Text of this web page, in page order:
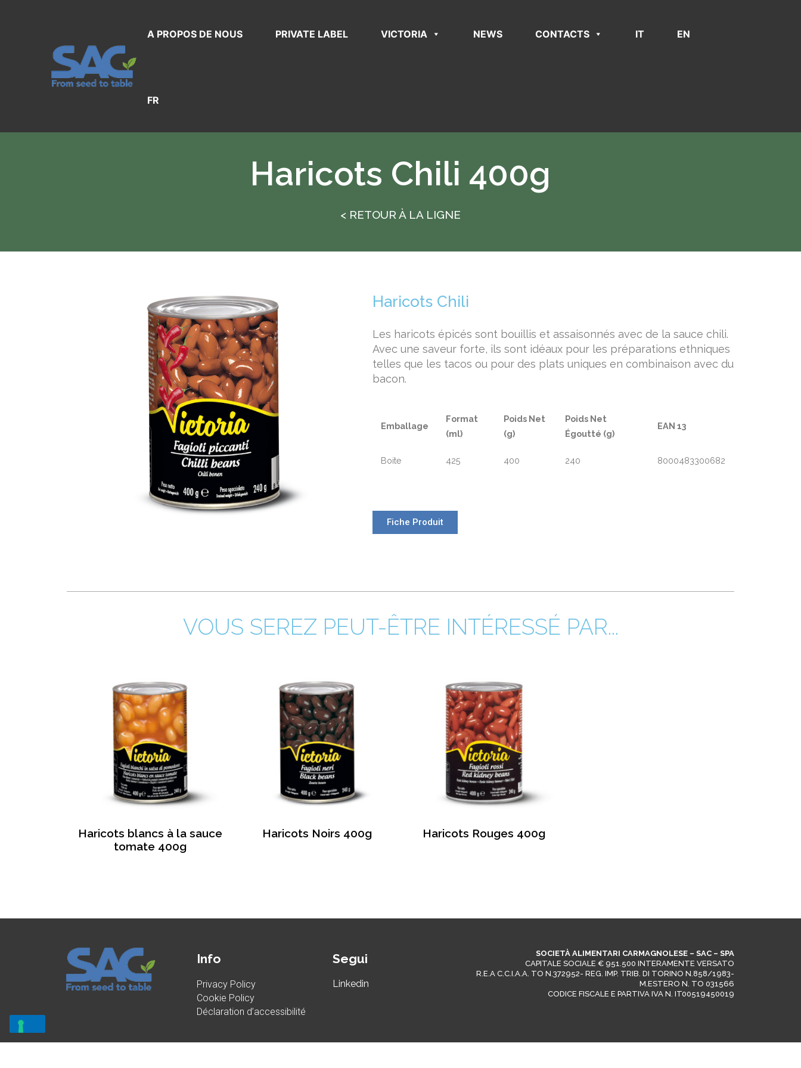
A PROPOS DE NOUS PRIVATE LABEL VICTORIA NEWS CONTACTS IT EN
FR
Haricots Chili 400g
< RETOUR À LA LIGNE
Haricots Chili
Les haricots épicés sont bouillis et assaisonnés avec de la sauce chili.
Avec une saveur forte, ils sont idéaux pour les préparations ethniques
telles que les tacos ou pour des plats uniques en combinaison avec du
bacon.
Emballage
Format
(ml)
Poids Net
(g)
Poids Net
Égoutté (g)
EAN 13
Boite 425 400 240 8000483300682
Fiche Produit
VOUS SEREZ PEUT-ÊTRE INTÉRESSÉ PAR...
Haricots blancs à la sauce
tomate 400g
Haricots Noirs 400g Haricots Rouges 400g
Info
Privacy Policy
Cookie Policy
Déclaration d’accessibilité
Segui
Linkedin
SOCIETÀ ALIMENTARI CARMAGNOLESE – SAC – SPA
CAPITALE SOCIALE € 951.500 INTERAMENTE VERSATO
R.E.A C.C.I.A.A. TO N.372952- REG. IMP. TRIB. DI TORINO N.858/1983-
M.ESTERO N. TO 031566
CODICE FISCALE E PARTIVA IVA N. IT00519450019